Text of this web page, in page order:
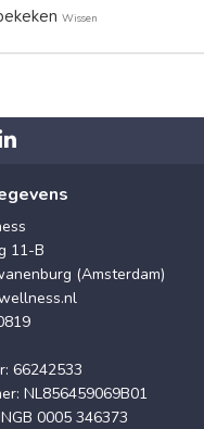
Wissen
11-B
(Amsterdam)
66242533
NL856459069B01
0005 346373